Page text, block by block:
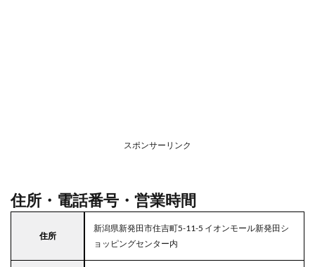
ココ
ス
スポンサーリンク
住所・電話番号・営業時間
住所
新潟県新発田市住吉町5-11-5 イオンモール新発田シ
ョッピングセンター内